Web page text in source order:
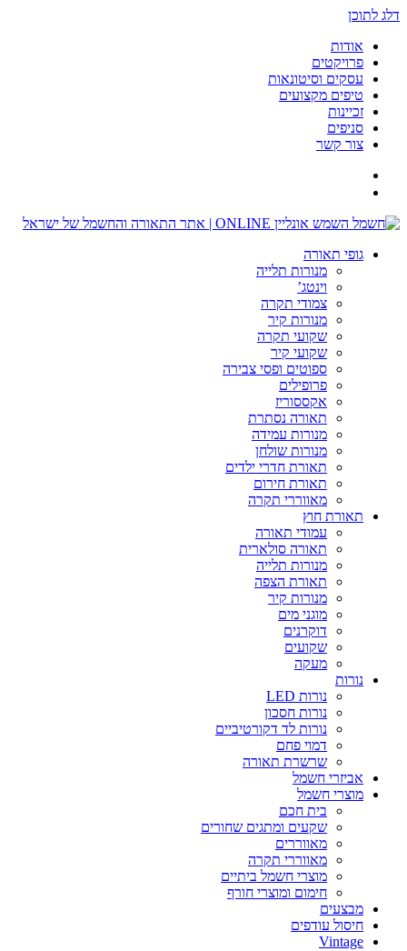
דלג לתוכן
אודות
פרויקטים
עסקים וסיטונאות
טיפים מקצועים
זכיינות
סניפים
צור קשר
גופי תאורה
מנורות תלייה
וינטג’
צמודי תקרה
מנורות קיר
שקועי תקרה
שקועי קיר
ספוטים ופסי צבירה
פרופילים
אקססוריז
תאורה נסתרת
מנורות עמידה
מנורות שולחן
תאורת חדרי ילדים
תאורת חירום
מאווררי תקרה
תאורת חוץ
עמודי תאורה
תאורה סולארית
מנורות תלייה
תאורת הצפה
מנורות קיר
מוגני מים
דוקרנים
שקועים
מעקה
נורות
נורות LED
נורות חסכון
נורות לד דקורטיביים
דמוי פחם
שרשרת תאורה
אביזרי חשמל
מוצרי חשמל
בית חכם
שקעים ומתגים שחורים
מאווררים
מאווררי תקרה
מוצרי חשמל ביתיים
חימום ומוצרי חורף
מבצעים
חיסול עודפים
Vintage